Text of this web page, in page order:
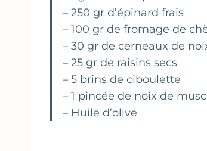
– 250 gr d’épinard frais
– 100 gr de fromage de
– 30 gr de cerneaux de
– 25 gr de raisins secs
– 5 brins de ciboulette
– 1 pincée de noix de
– Huile d’olive